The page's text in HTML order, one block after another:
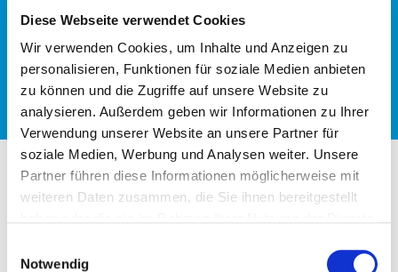
Diese Webseite verwendet Cookies
Wir verwenden Cookies, um Inhalte und Anzeigen zu
personalisieren, Funktionen für soziale Medien anbieten
zu können und die Zugriffe auf unsere Website zu
analysieren. Außerdem geben wir Informationen zu Ihrer
Verwendung unserer Website an unsere Partner für
soziale Medien, Werbung und Analysen weiter. Unsere
Partner führen diese Informationen möglicherweise mit
weiteren Daten zusammen, die Sie ihnen bereitgestellt
Notwendig
Ausbildungs- und Berufsberatung der
Abteilung Bildungsförderung.
Jetzt entdecken
Pläne Futurum und
WorldSkills